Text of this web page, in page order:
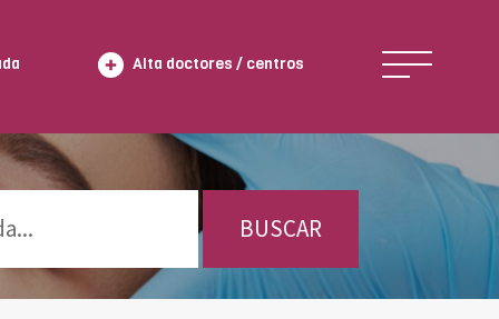
Alta doctores / centros
BUSCAR